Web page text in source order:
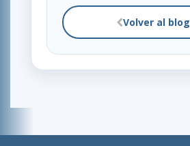
Volver al blog